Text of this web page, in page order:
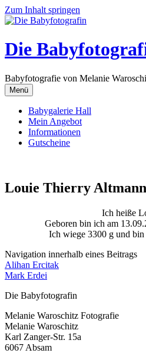
Zum Inhalt springen
Die
Babyfotografie von Melanie
Menü
Babygalerie Hall
Mein Angebot
Informationen
Gutscheine
Louie Thierry Altmann
Ich heiße
Geboren bin ich am
Ich wiege 3300 g und
Navigation innerhalb eines Beitrags
Alihan Ercitak
Mark Erdei
Die Babyfotografin
Melanie Waroschitz Fotografie
Melanie Waroschitz
Karl Zanger-Str. 15a
6067 Absam